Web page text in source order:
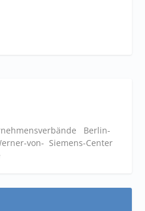
Berlin-
von- Siemens-Center